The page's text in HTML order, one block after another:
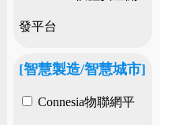
發平台
[智慧製造/智慧城市]
Connesia物聯網平